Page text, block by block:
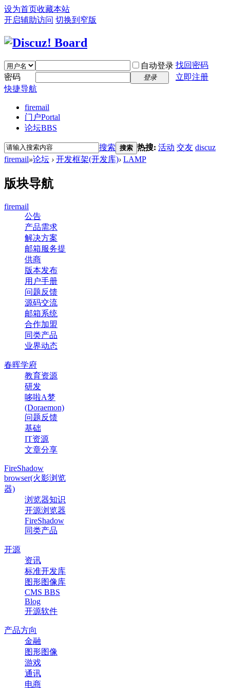
设为首页收藏本站
开启辅助访问 切换到窄版
自动登录 找回密码
密码
登录
立即注册
快捷导航
firemail
门户Portal
论坛BBS
搜索 搜索 热搜: 活动 交友 discuz
firemail»论坛 › 开发框架(开发库)› LAMP
版块导航
firemail
公告
产品需求
解决方案
邮箱服务提
供商
版本发布
用户手册
问题反馈
源码交流
邮箱系统
合作加盟
同类产品
业界动态
春晖学府
教育资源
研发
哆啦A梦
(Doraemon)
问题反馈
基础
IT资源
文章分享
FireShadow
browser(火影浏览
器)
浏览器知识
开源浏览器
FireShadow
同类产品
开源
资讯
标准开发库
图形图像库
CMS BBS
Blog
开源软件
产品方向
金融
图形图像
游戏
通讯
电商